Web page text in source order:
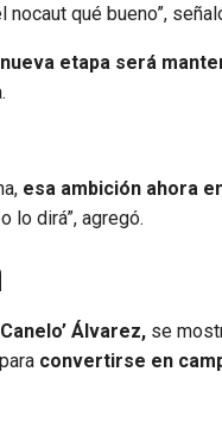
qué bueno”,
etapa será
esa ambición ahora
lo dirá”, agregó.
Álvarez, se
convertirse en